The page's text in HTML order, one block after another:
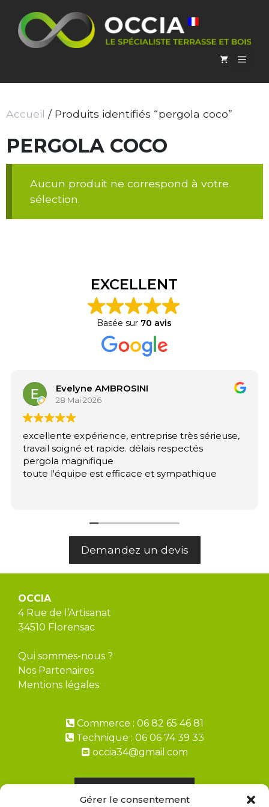
Gérer le consentement
contenu
Accueil / Produits identifiés “pergola coco”
PERGOLA COCO
Aucun produit ne correspond à votre
sélection.
EXCELLENT
Basée sur 70 avis
Evelyne AMBROSINI
28 Mai 2026
excellente expérience, entreprise très sérieuse,
travail soigné et rapide. délais respectés
pergola magnifique
toute l'équipe est efficace et sympathique
Demandez un devis
OCCIA
4 Rue de l’Artisanat
34510 Florensac
Qui sommes-nous ?
Nos Partenaires
Mentions légales
Commerce : 06 82 65 46 81
Technique : 06 06 74 39 33
occia34@gmail.com